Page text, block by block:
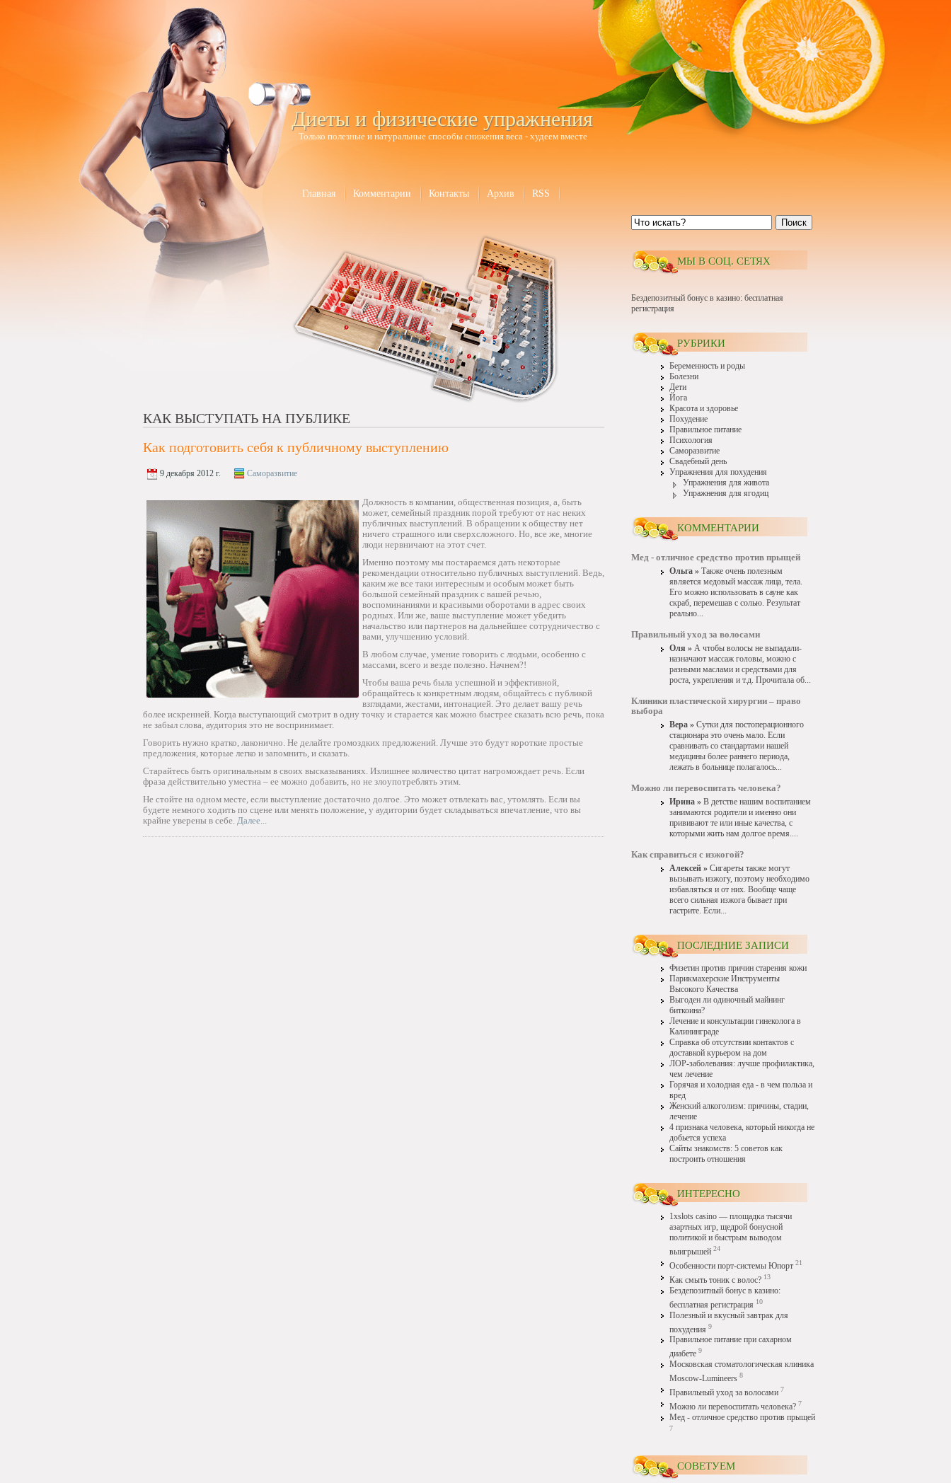
Диеты и физические упражнения
Только полезные и натуральные способы снижения веса - худеем вместе
Главная Комментарии Контакты Архив RSS
КАК ВЫСТУПАТЬ НА ПУБЛИКЕ
Как подготовить себя к публичному выступлению
9 декабря 2012 г. Саморазвитие
Должность в компании, общественная позиция, а, быть
может, семейный праздник порой требуют от нас неких
публичных выступлений. В обращении к обществу нет
ничего страшного или сверхсложного. Но, все же, многие
люди нервничают на этот счет.
Именно поэтому мы постараемся дать некоторые
рекомендации относительно публичных выступлений. Ведь,
каким же все таки интересным и особым может быть
большой семейный праздник с вашей речью,
воспоминаниями и красивыми оборотами в адрес своих
родных. Или же, ваше выступление может убедить
начальство или партнеров на дальнейшее сотрудничество с
вами, улучшению условий.
В любом случае, умение говорить с людьми, особенно с
массами, всего и везде полезно. Начнем?!
Чтобы ваша речь была успешной и эффективной,
обращайтесь к конкретным людям, общайтесь с публикой
взглядами, жестами, интонацией. Это делает вашу речь
более искренней. Когда выступающий смотрит в одну точку и старается как можно быстрее сказать всю речь, пока
не забыл слова, аудитория это не воспринимает.
Говорить нужно кратко, лаконично. Не делайте громоздких предложений. Лучше это будут короткие простые
предложения, которые легко и запомнить, и сказать.
Старайтесь быть оригинальным в своих высказываниях. Излишнее количество цитат нагромождает речь. Если
фраза действительно уместна – ее можно добавить, но не злоупотреблять этим.
Не стойте на одном месте, если выступление достаточно долгое. Это может отвлекать вас, утомлять. Если вы
будете немного ходить по сцене или менять положение, у аудитории будет складываться впечатление, что вы
крайне уверены в себе. Далее...
Поиск
МЫ В СОЦ. СЕТЯХ
Бездепозитный бонус в казино: бесплатная
регистрация
РУБРИКИ
Беременность и роды
Болезни
Дети
Йога
Красота и здоровье
Похудение
Правильное питание
Психология
Саморазвитие
Свадебный день
Упражнения для похудения
Упражнения для живота
Упражнения для ягодиц
КОММЕНТАРИИ
Мед - отличное средство против прыщей
Ольга » Также очень полезным
является медовый массаж лица, тела.
Его можно использовать в сауне как
скраб, перемешав с солью. Результат
реально...
Правильный уход за волосами
Оля » А чтобы волосы не выпадали-
назначают массаж головы, можно с
разными маслами и средствами для
роста, укрепления и т.д. Прочитала об...
Клиники пластической хирургии – право
выбора
Вера » Сутки для постоперационного
стационара это очень мало. Если
сравнивать со стандартами нашей
медицины более раннего периода,
лежать в больнице полагалось...
Можно ли перевоспитать человека?
Ирина » В детстве нашим воспитанием
занимаются родители и именно они
прививают те или иные качества, с
которыми жить нам долгое время....
Как справиться с изжогой?
Алексей » Сигареты также могут
вызывать изжогу, поэтому необходимо
избавляться и от них. Вообще чаще
всего сильная изжога бывает при
гастрите. Если...
ПОСЛЕДНИЕ ЗАПИСИ
Физетин против причин старения кожи
Парикмахерские Инструменты
Высокого Качества
Выгоден ли одиночный майнинг
биткоина?
Лечение и консультации гинеколога в
Калининграде
Справка об отсутствии контактов с
доставкой курьером на дом
ЛОР-заболевания: лучше профилактика,
чем лечение
Горячая и холодная еда - в чем польза и
вред
Женский алкоголизм: причины, стадии,
лечение
4 признака человека, который никогда не
добьется успеха
Сайты знакомств: 5 советов как
построить отношения
ИНТЕРЕСНО
1xslots casino — площадка тысячи
азартных игр, щедрой бонусной
политикой и быстрым выводом
выигрышей 24
Особенности порт-системы Юпорт 21
Как смыть тоник с волос? 13
Бездепозитный бонус в казино:
бесплатная регистрация 10
Полезный и вкусный завтрак для
похудения 9
Правильное питание при сахарном
диабете 9
Московская стоматологическая клиника
Moscow-Lumineers 8
Правильный уход за волосами 7
Можно ли перевоспитать человека? 7
Мед - отличное средство против прыщей
7
СОВЕТУЕМ